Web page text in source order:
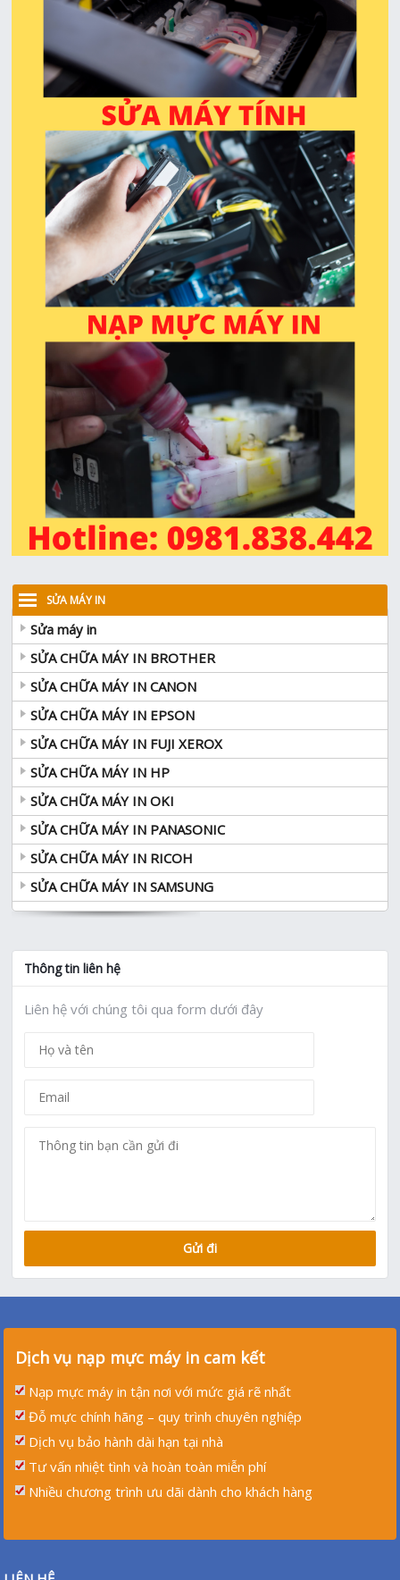
SỬA MÁY IN
Sửa máy in
SỬA CHỮA MÁY IN BROTHER
SỬA CHỮA MÁY IN CANON
SỬA CHỮA MÁY IN EPSON
SỬA CHỮA MÁY IN FUJI XEROX
SỬA CHỮA MÁY IN HP
SỬA CHỮA MÁY IN OKI
SỬA CHỮA MÁY IN PANASONIC
SỬA CHỮA MÁY IN RICOH
SỬA CHỮA MÁY IN SAMSUNG
Thông tin liên hệ
Liên hệ với chúng tôi qua form dưới đây
Dịch vụ nạp mực máy in cam kết
Nạp mực máy in tận nơi với mức giá rẽ nhất
Đỗ mực chính hãng – quy trình chuyên nghiệp
Dịch vụ bảo hành dài hạn tại nhà
Tư vấn nhiệt tình và hoàn toàn miễn phí
Nhiều chương trình ưu dãi dành cho khách hàng